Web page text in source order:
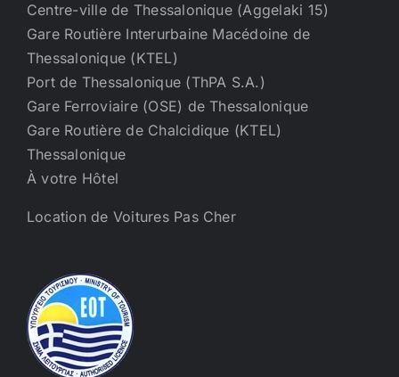
Centre-ville de Thessalonique (Aggelaki 15)
Gare Routière Interurbaine Macédoine de
Thessalonique (KTEL)
Port de Thessalonique (ThPA S.A.)
Gare Ferroviaire (OSE) de Thessalonique
Gare Routière de Chalcidique (KTEL)
Thessalonique
À votre Hôtel
Location de Voitures Pas Cher